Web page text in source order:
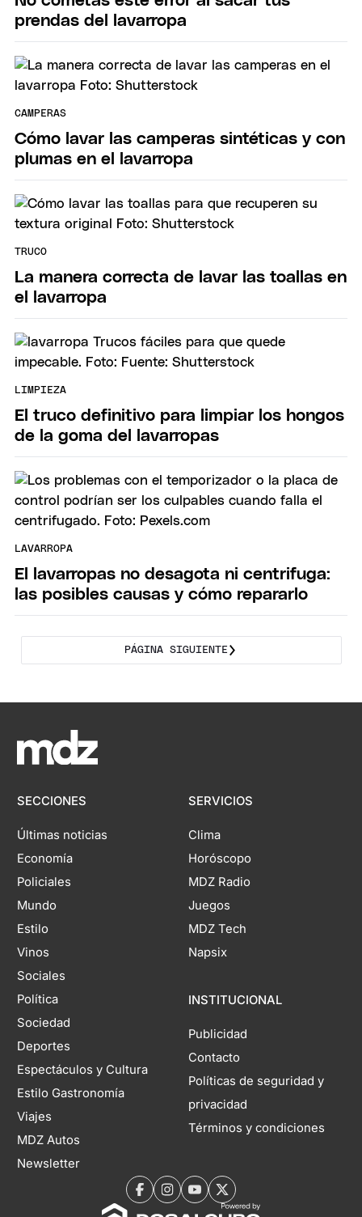
prendas del lavarropa
CAMPERAS
Cómo lavar las camperas sintéticas y con
plumas en el lavarropa
TRUCO
La manera correcta de lavar las toallas en
el lavarropa
LIMPIEZA
El truco definitivo para limpiar los hongos
de la goma del lavarropas
LAVARROPA
El lavarropas no desagota ni centrifuga:
las posibles causas y cómo repararlo
PÁGINA SIGUIENTE
SECCIONES
Últimas noticias
Economía
Policiales
Mundo
Estilo
Vinos
Sociales
Política
Sociedad
Deportes
Espectáculos y Cultura
Estilo Gastronomía
Viajes
MDZ Autos
Newsletter
SERVICIOS
Clima
Horóscopo
MDZ Radio
Juegos
MDZ Tech
Napsix
INSTITUCIONAL
Publicidad
Contacto
Políticas de seguridad y
privacidad
Términos y condiciones